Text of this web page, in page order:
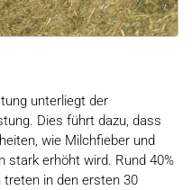
unterliegt der
Dies führt dazu, dass
wie Milchfieber und
stark erhöht wird. Rund 40%
treten in den ersten 30